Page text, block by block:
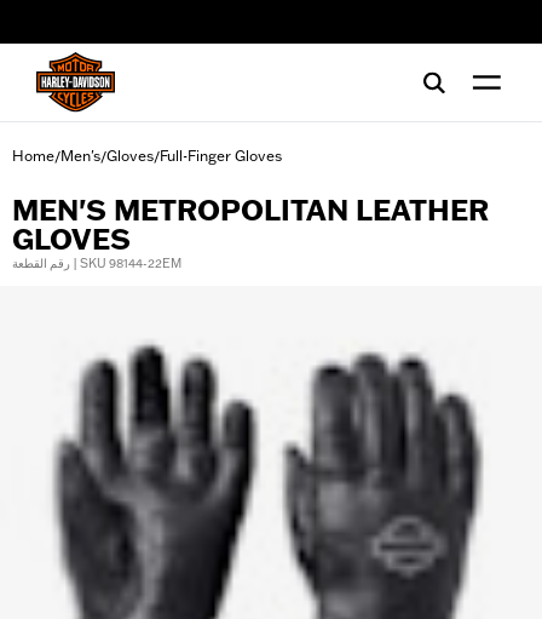
Home/Men's/Gloves/Full-Finger Gloves
MEN'S METROPOLITAN LEATHER
GLOVES
رقم القطعة | SKU 98144-22EM